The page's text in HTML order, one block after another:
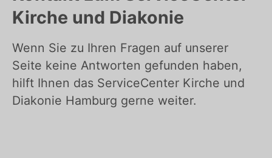
Kirche und Diakonie
Wenn Sie zu Ihren Fragen auf unserer
Seite keine Antworten gefunden haben,
hilft Ihnen das ServiceCenter Kirche und
Diakonie Hamburg gerne weiter.